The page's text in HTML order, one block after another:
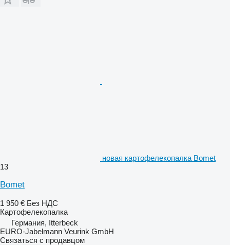
новая картофелекопалка Bomet
13
Bomet
1 950 € Без НДС
Картофелекопалка
Германия, Itterbeck
EURO-Jabelmann Veurink GmbH
Связаться с продавцом